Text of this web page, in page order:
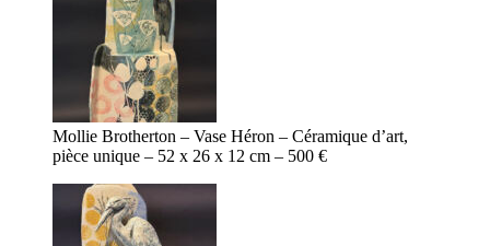
Mollie Brotherton – Vase Héron – Céramique d’art,
pièce unique – 52 x 26 x 12 cm – 500 €